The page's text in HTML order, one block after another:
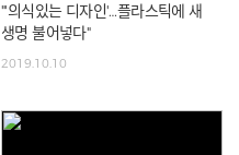
"'의식있는 디자인'…플라스틱에 새
생명 불어넣다"
2019.10.10